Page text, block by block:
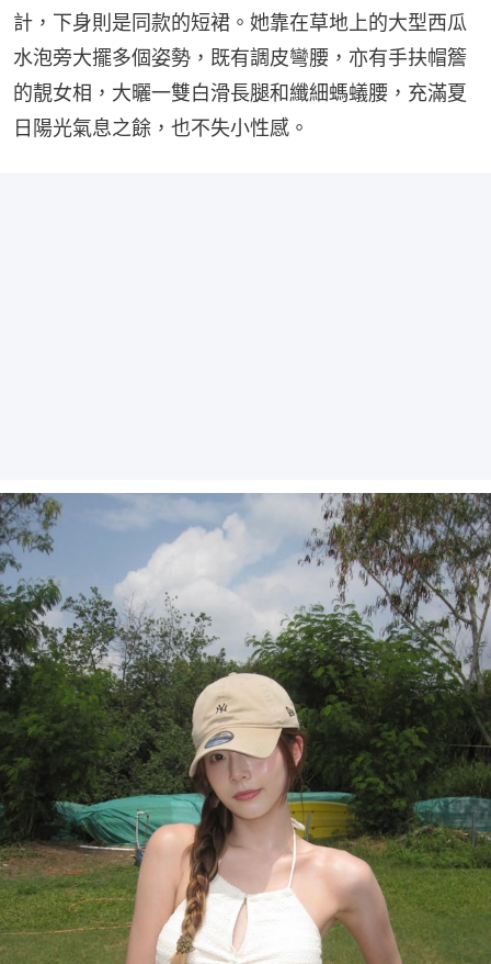
計，下身則是同款的短裙。她靠在草地上的大型西瓜
水泡旁大擺多個姿勢，既有調皮彎腰，亦有手扶帽簷
的靚女相，大曬一雙白滑長腿和纖細螞蟻腰，充滿夏
日陽光氣息之餘，也不失小性感。